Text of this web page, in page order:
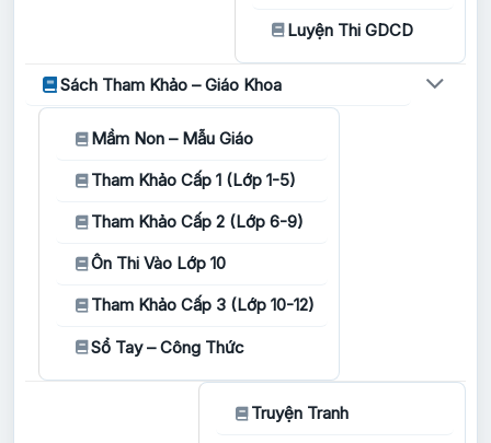
Luyện Thi GDCD
Sách Tham Khảo – Giáo Khoa
Mầm Non – Mẫu Giáo
Tham Khảo Cấp 1 (Lớp 1-5)
Tham Khảo Cấp 2 (Lớp 6-9)
Ôn Thi Vào Lớp 10
Tham Khảo Cấp 3 (Lớp 10-12)
Sổ Tay – Công Thức
Truyện Tranh